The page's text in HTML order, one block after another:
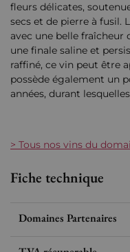
fleurs délicates,
secs et de pierre à fusil.
avec une belle
une finale saline et
raffiné, ce vin peut être
possède également un
années, durant
> Tous nos vins du
Fiche technique
Domaines Partenaires